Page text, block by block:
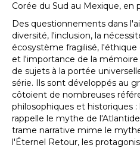
Corée du Sud au Mexique, en
Des questionnements dans
diversité, l'inclusion, la
écosystème fragilisé,
et l'importance de la
de sujets à la portée
série. Ils sont développés au
côtoient de nombreuses
philosophiques et historiques
rappelle le mythe de
trame narrative mime le
l'Éternel Retour, les